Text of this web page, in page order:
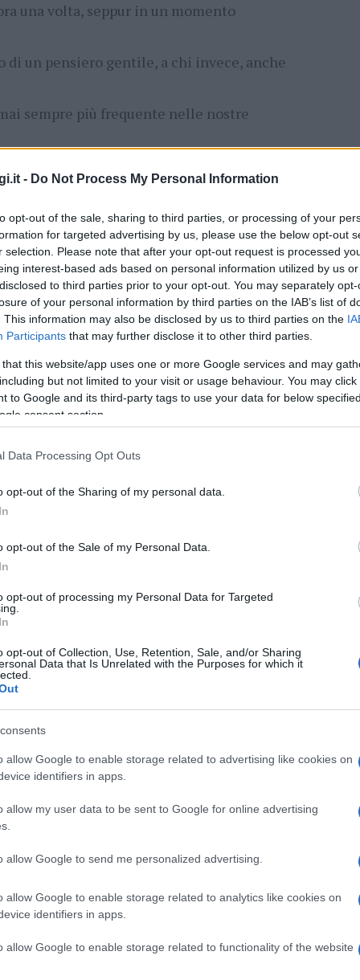
- Do Not Process My Personal Information
opt-out of the sale, sharing to third parties, or processing of your
for targeted advertising by us, please use the below opt-out
selection. Please note that after your opt-out request is processed
interest-based ads based on personal information utilized by us
to third parties prior to your opt-out. You may separately
of your personal information by third parties on the IAB’s list of
This information may also be disclosed by us to third parties on the
Participants that may further disclose it to other third parties.
that this website/app uses one or more Google services and may
but not limited to your visit or usage behaviour. You may
to Google and its third-party tags to use your data for below
consent section.
Data Processing Opt Outs
opt-out of the Sharing of my personal data.
opt-out of the Sale of my Personal Data.
opt-out of processing my Personal Data for Targeted
opt-out of Collection, Use, Retention, Sale, and/or Sharing
Data that Is Unrelated with the Purposes for which it
allow Google to enable storage related to advertising like cookies on
identifiers in apps.
allow my user data to be sent to Google for online advertising
allow Google to send me personalized advertising.
allow Google to enable storage related to analytics like cookies on
identifiers in apps.
allow Google to enable storage related to functionality of the website
una volta, seppur in un momento
di un pensiero gentile, a chi invece, anche
sempre più frequente nelle nostre
di Olbia, sarà, quindi, possibile,
ricordando cosi a tutti noi il vero senso
potrà farlo lasciando la sua “Scatola di
saranno presenti per tutta la giornata del 9
scatola le trovate sulla pagina
DI NATALE.
anche più di una scatola, è un’attività
dell’azione e dargli la consapevolezza
dedicato non è niente ma la resa e la
immensa!
e aiutiamo chi vive un momento di
il cuore un po’ più leggero!
alle varie associazioni solidali
in particolare: Libere Energie, Pollicino,
Caritas Olbia.
all’ esterno della scatola il
e la consegna.